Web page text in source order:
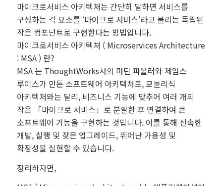
마이크로서비스 아키텍처는 간단히 말하면 서비스를
구성하는 각 요소를 ‘마이크로 서비스’라고 불리는 독립된
작은 컴포넌트로 구현한다는 방법입니다.
마이크로서비스 아키텍처 ( Microservices Architecture
: MSA ) 란?
MSA 는 ThoughtWorks사의 마틴 파울러와 제임스
루이스가 만든 소프트웨어 아키텍처로, 모놀리식
아키텍처와는 달리, 비즈니스 기능에 맞추어 여러 개의
작은 「마이크로 서비스」로 분할한 후 연결하여 큰
소프트웨어 기능을 구현하는 것입니다. 이를 통해 신속한
개발, 실행 및 잦은 업그레이드, 뛰어난 가용성 및
확장성을 실현할 수 있습니다.
정리하자면,